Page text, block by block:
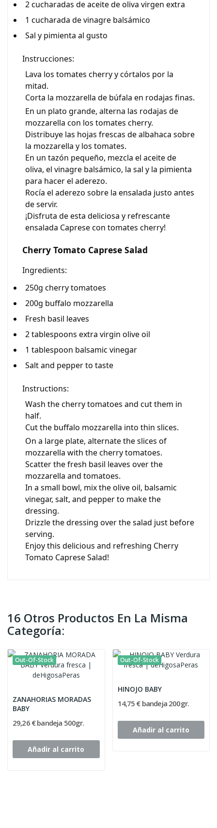
2 cucharadas de aceite de oliva virgen extra
1 cucharada de vinagre balsámico
Sal y pimienta al gusto
Instrucciones:
Lava los tomates cherry y córtalos por la
mitad.
Corta la mozzarella de búfala en rodajas finas.
En un plato grande, alterna las rodajas de
mozzarella con los tomates cherry.
Distribuye las hojas frescas de albahaca sobre
la mozzarella y los tomates.
En un tazón pequeño, mezcla el aceite de
oliva, el vinagre balsámico, la sal y la pimienta
para hacer el aderezo.
Rocía el aderezo sobre la ensalada justo antes
de servir.
¡Disfruta de esta deliciosa y refrescante
ensalada Caprese con tomates cherry!
Cherry Tomato Caprese Salad
Ingredients:
250g cherry tomatoes
200g buffalo mozzarella
Fresh basil leaves
2 tablespoons extra virgin olive oil
1 tablespoon balsamic vinegar
Salt and pepper to taste
Instructions:
Wash the cherry tomatoes and cut them in
half.
Cut the buffalo mozzarella into thin slices.
On a large plate, alternate the slices of
mozzarella with the cherry tomatoes.
Scatter the fresh basil leaves over the
mozzarella and tomatoes.
In a small bowl, mix the olive oil, balsamic
vinegar, salt, and pepper to make the
dressing.
Drizzle the dressing over the salad just before
serving.
Enjoy this delicious and refreshing Cherry
Tomato Caprese Salad!
16 Otros Productos En La Misma
Categoría:
Out-Of-Stock
ZANAHORIAS MORADAS
BABY
29,26 € bandeja 500gr.
Añadir al carrito
Out-Of-Stock
HINOJO BABY
14,75 € bandeja 200gr.
Añadir al carrito